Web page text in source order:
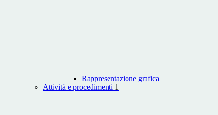
Rappresentazione grafica
Attività e procedimenti 1